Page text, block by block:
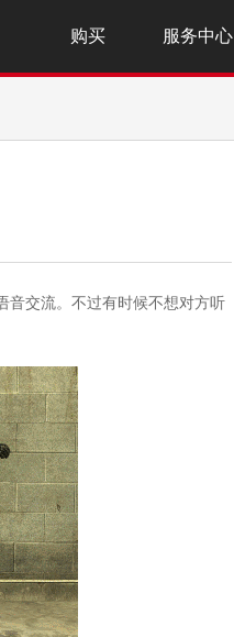
购买 服务中心
音交流。不过有时候不想对方听